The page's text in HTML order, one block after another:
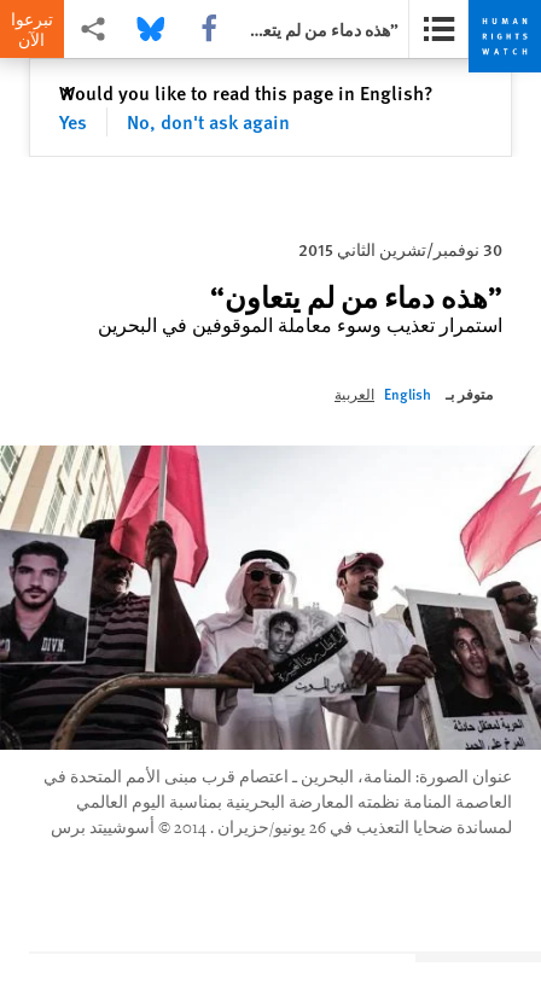
Skip
privacy
Skip
content
”هذه دماء من لم يتعاون“ Share this via Facebook
Share this via Bluesky
Share this via مشاركة
تبرعوا
الآن
Would you like to read this page in English?
Yes
No, don't ask again
✕إغلاق
30 نوفمبر/تشرين الثاني 2015
”هذه دماء من لم يتعاون“
استمرار تعذيب وسوء معاملة الموقوفين في البحرين
متوفر بـ English العربية
عنوان الصورة: المنامة، البحرين ـ اعتصام قرب مبنى الأمم المتحدة في
العاصمة المنامة نظمته المعارضة البحرينية بمناسبة اليوم العالمي
لمساندة ضحايا التعذيب في 26 يونيو/حزيران . 2014 © أسوشييتد برس